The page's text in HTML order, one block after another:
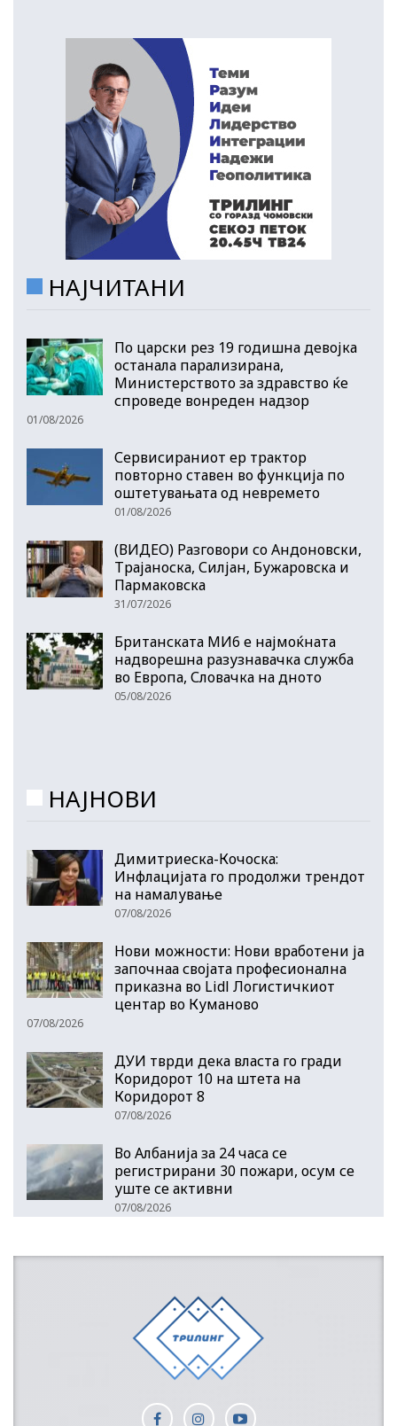
НАЈЧИТАНИ
По царски рез 19 годишна девојка
останала парализирана,
Министерството за здравство ќе
спроведе вонреден надзор
01/08/2026
Сервисираниот ер трактор
повторно ставен во функција по
оштетувањата од невремето
01/08/2026
(ВИДЕО) Разговори со Андоновски,
Трајаноска, Силјан, Бужаровска и
Пармаковска
31/07/2026
Британската МИ6 е најмоќната
надворешна разузнавачка служба
во Европа, Словачка на дното
05/08/2026
НАЈНОВИ
Димитриеска-Кочоска:
Инфлацијата го продолжи трендот
на намалување
07/08/2026
Нови можности: Нови вработени ја
започнаа својата професионална
приказна во Lidl Логистичкиот
центар во Куманово
07/08/2026
ДУИ тврди дека власта го гради
Коридорот 10 на штета на
Коридорот 8
07/08/2026
Во Албанија за 24 часа се
регистрирани 30 пожари, осум се
уште се активни
07/08/2026